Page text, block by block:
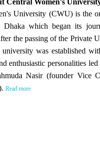
Central Women's
University (CWU) is the
Dhaka which began its
the passing of the Private
was established
enthusiastic personalities
Nasir (founder Vice
Read more